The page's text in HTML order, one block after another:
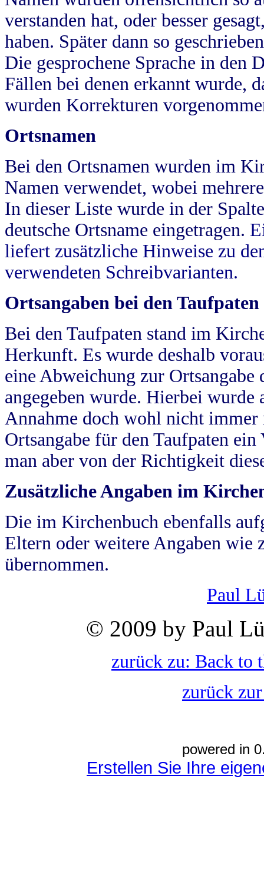
verstanden hat, oder besser
haben. Später dann so
Die gesprochene Sprache in
Fällen bei denen erkannt wurde,
wurden Korrekturen
Ortsnamen
Bei den Ortsnamen wurden im
Namen verwendet, wobei
In dieser Liste wurde in der
deutsche Ortsname eingetragen.
liefert zusätzliche Hinweise zu
verwendeten Schreibvarianten.
Ortsangaben bei den Taufpaten
Bei den Taufpaten stand im
Herkunft. Es wurde deshalb
eine Abweichung zur
angegeben wurde. Hierbei wurde
Annahme doch wohl nicht
Ortsangabe für den Taufpaten
man aber von der Richtigkeit
Zusätzliche Angaben im
Die im Kirchenbuch ebenfalls
Eltern oder weitere Angaben wie
übernommen.
Paul
© 2009 by Paul
zurück zu: Back to
zurück
powered in
Erstellen Sie Ihre